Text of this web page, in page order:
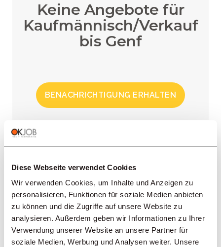
Diese Webseite verwendet Cookies
Wir verwenden Cookies, um Inhalte und Anzeigen zu
personalisieren, Funktionen für soziale Medien anbieten
zu können und die Zugriffe auf unsere Website zu
analysieren. Außerdem geben wir Informationen zu Ihrer
Verwendung unserer Website an unsere Partner für
soziale Medien, Werbung und Analysen weiter. Unsere
Keine Angebote für
Kaufmännisch/Verkauf
bis Genf
BENACHRICHTIGUNG ERHALTEN
REGIONEN
BRANCHEN
PROFESSION